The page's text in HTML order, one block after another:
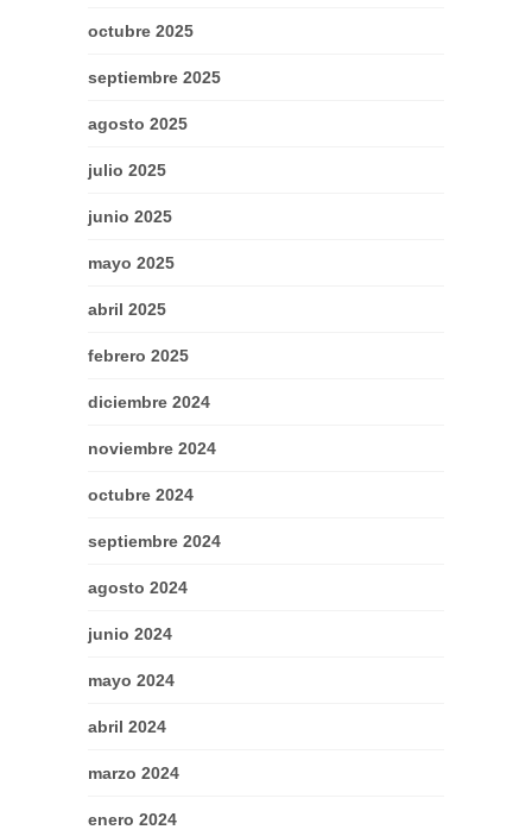
octubre 2025
septiembre 2025
agosto 2025
julio 2025
junio 2025
mayo 2025
abril 2025
febrero 2025
diciembre 2024
noviembre 2024
octubre 2024
septiembre 2024
agosto 2024
junio 2024
mayo 2024
abril 2024
marzo 2024
enero 2024